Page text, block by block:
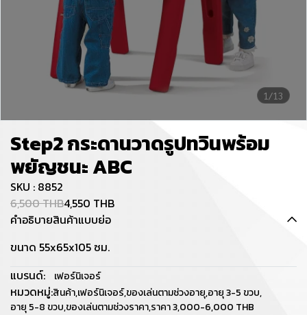
1/13
Step2 กระดานวาดรูปทวินพร้อม
พยัญชนะ ABC
SKU : 8852
6,500 THB4,550 THB
คำอธิบายสินค้าแบบย่อ
ขนาด 55x65x105 ซม.
แบรนด์:
เฟอร์นิเจอร์
หมวดหมู่:สินค้า,เฟอร์นิเจอร์,ของเล่นตามช่วงอายุ,อายุ 3-5 ขวบ,
อายุ 5-8 ขวบ,ของเล่นตามช่วงราคา,ราคา 3,000-6,000 THB